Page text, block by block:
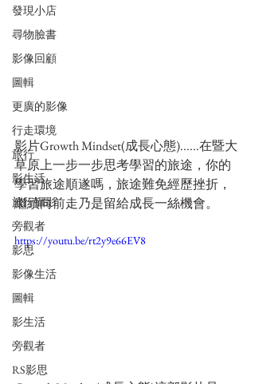
發現小店
尋物臉書
影像回顧
圖輯
更廣的影像
行走環境
旅行
影生活
旅行攝影
旁觀者
影思
影像生活
圖輯
影生活
旁觀者
RS影思
影片Growth Mindset(成長心態)......在暨大
草原上一步一步思考學習的旅途，你的
學習旅途順遂嗎，旅途難免經歷挫折，
繼續向前走乃是留給成長一絲機會。
https://youtu.be/rt2y9e66EV8